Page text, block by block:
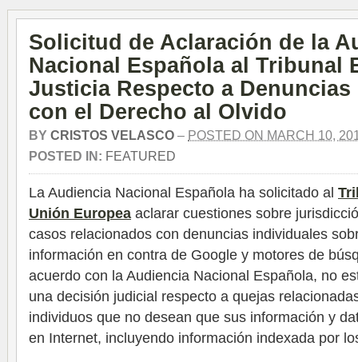
Solicitud de Aclaración de la
Nacional Española al Tribunal
Justicia Respecto a Denuncias
con el Derecho al Olvido
BY CRISTOS VELASCO – POSTED ON MARCH 10,
POSTED IN: FEATURED
La Audiencia Nacional Española ha solicitado al
Unión Europea aclarar cuestiones sobre
casos relacionados con denuncias individuales
información en contra de Google y motores de
acuerdo con la Audiencia Nacional Española, no
una decisión judicial respecto a quejas
individuos que no desean que sus información y
en Internet, incluyendo información indexada por